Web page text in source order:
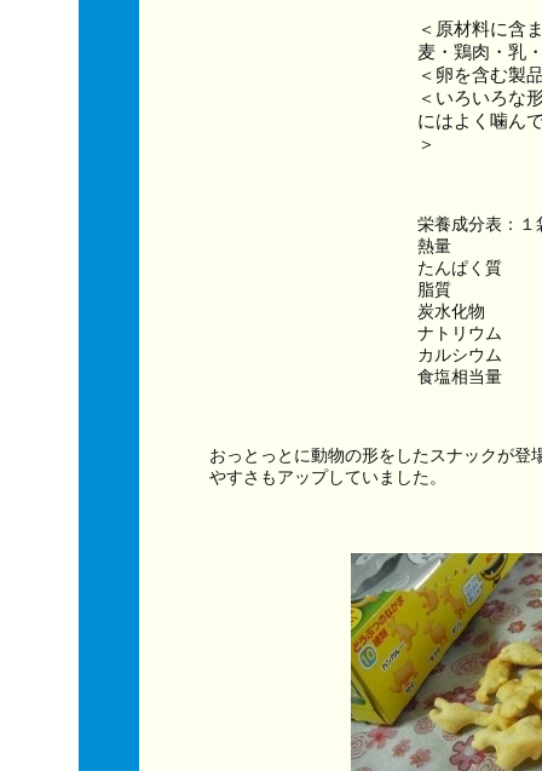
＜原材料に含
麦・鶏肉・乳
＜卵を含む製
＜いろいろな
にはよく噛ん
＞
栄養成分表：１
熱量　　　　
たんぱく質　
脂質　　　　
炭水化物　　
ナトリウム　　
カルシウム　
食塩相当量　　
おっとっとに動物の形をしたスナックが登
やすさもアップしていました。